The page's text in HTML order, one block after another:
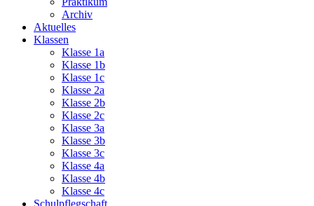
Archiv
Aktuelles
Klassen
Klasse 1a
Klasse 1b
Klasse 1c
Klasse 2a
Klasse 2b
Klasse 2c
Klasse 3a
Klasse 3b
Klasse 3c
Klasse 4a
Klasse 4b
Klasse 4c
Schulpflegschaft